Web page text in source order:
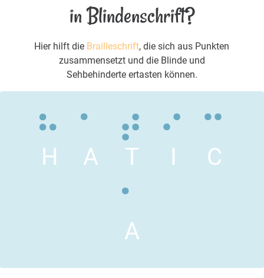
in Blindenschrift?
Hier hilft die Brailleschrift, die sich aus Punkten
zusammensetzt und die Blinde und
Sehbehinderte ertasten können.
H A T I C
A